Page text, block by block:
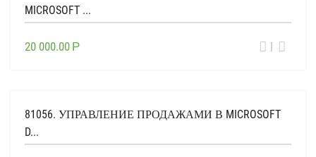
MICROSOFT ...
20 000.00 Р
81056. УПРАВЛЕНИЕ ПРОДАЖАМИ В MICROSOFT
D...